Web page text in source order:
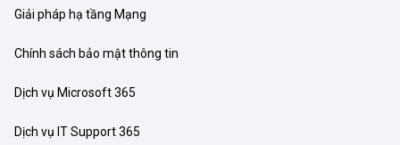
Giải pháp hạ tầng Mạng
Chính sách bảo mật thông tin
Dịch vụ Microsoft 365
Dịch vụ IT Support 365